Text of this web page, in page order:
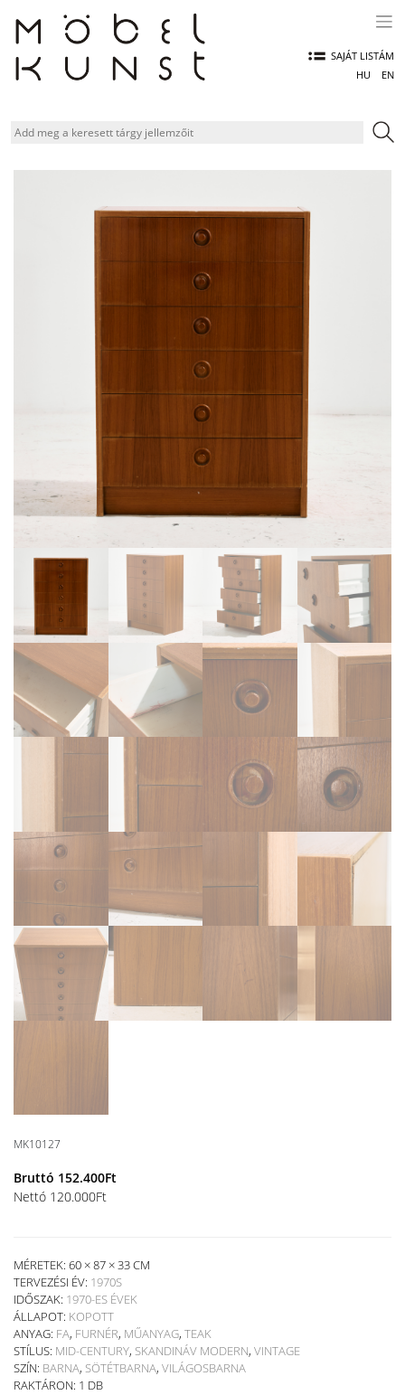
content
SAJÁT LISTÁM
HU
EN
MK10127
Bruttó 152.400Ft
Nettó 120.000Ft
MÉRETEK: 60 × 87 × 33 CM
TERVEZÉSI ÉV: 1970S
IDŐSZAK: 1970-ES ÉVEK
ÁLLAPOT: KOPOTT
ANYAG: FA, FURNÉR, MŰANYAG, TEAK
STÍLUS: MID-CENTURY, SKANDINÁV MODERN, VINTAGE
SZÍN: BARNA, SÖTÉTBARNA, VILÁGOSBARNA
RAKTÁRON: 1 DB